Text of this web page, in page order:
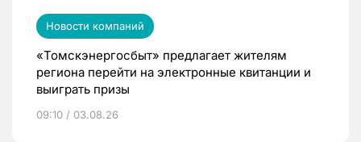
Новости компаний
«Томскэнергосбыт» предлагает жителям
региона перейти на электронные квитанции и
выиграть призы
09:10 / 03.08.26